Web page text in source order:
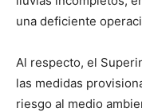
una deficiente
Al respecto, el
las medidas
riesgo al medio